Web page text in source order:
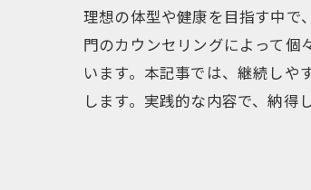
理想の体型や健康を目指す中で
門のカウンセリングによって
います。本記事では、継続し
します。実践的な内容で、納得